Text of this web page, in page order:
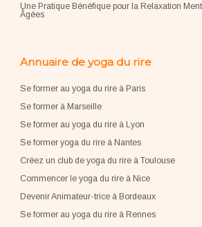
Une Pratique Bénéfique pour la Relaxation
Âgées
Annuaire de yoga du rire
Se former au yoga du rire à Paris
Se former à Marseille
Se former au yoga du rire à Lyon
Se former yoga du rire à Nantes
Créez un club de yoga du rire à Toulouse
Commencer le yoga du rire à Nice
Devenir Animateur-trice à Bordeaux
Se former au yoga du rire à Rennes